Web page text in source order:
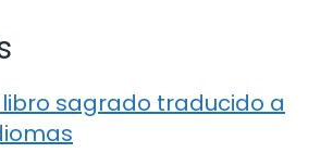
libro sagrado traducido a